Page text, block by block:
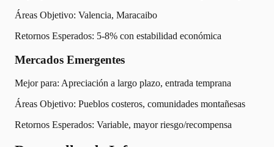
Áreas Objetivo: Valencia, Maracaibo
Retornos Esperados: 5-8% con estabilidad económica
Mercados Emergentes
Mejor para: Apreciación a largo plazo, entrada temprana
Áreas Objetivo: Pueblos costeros, comunidades montañesas
Retornos Esperados: Variable, mayor riesgo/recompensa